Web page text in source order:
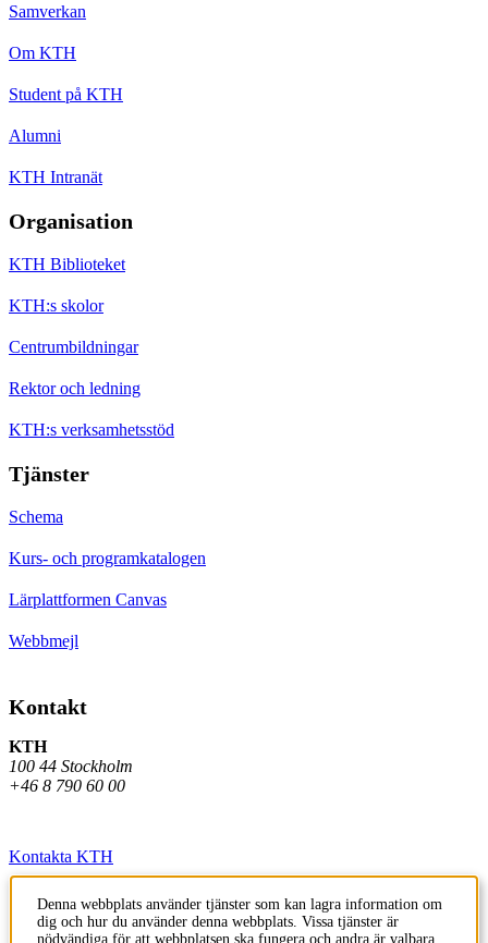
Samverkan
Om KTH
Student på KTH
Alumni
KTH Intranät
Organisation
KTH Biblioteket
KTH:s skolor
Centrumbildningar
Rektor och ledning
KTH:s verksamhetsstöd
Tjänster
Schema
Kurs- och programkatalogen
Lärplattformen Canvas
Webbmejl
Kontakt
KTH
100 44 Stockholm
+46 8 790 60 00
Kontakta KTH
Jobba på KTH
Press och media
Denna webbplats använder tjänster som kan lagra information om
dig och hur du använder denna webbplats. Vissa tjänster är
nödvändiga för att webbplatsen ska fungera och andra är valbara.